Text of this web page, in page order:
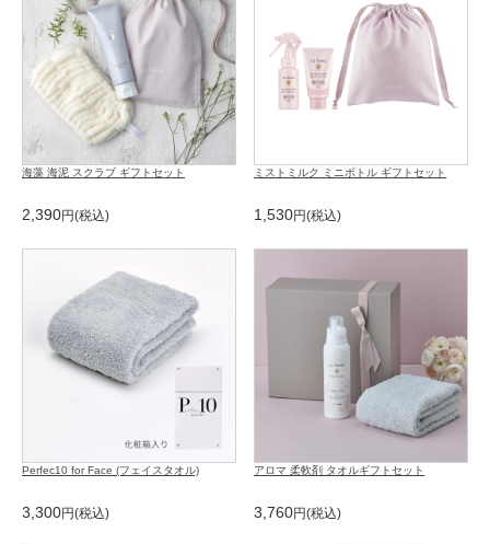
海藻 海泥 スクラブ ギフトセット
2,390
ミストミルク ミニボトル ギフトセット
1,530
Perfec10 for Face (フェイスタオル)
3,300
アロマ 柔軟剤 タオルギフトセット
3,760